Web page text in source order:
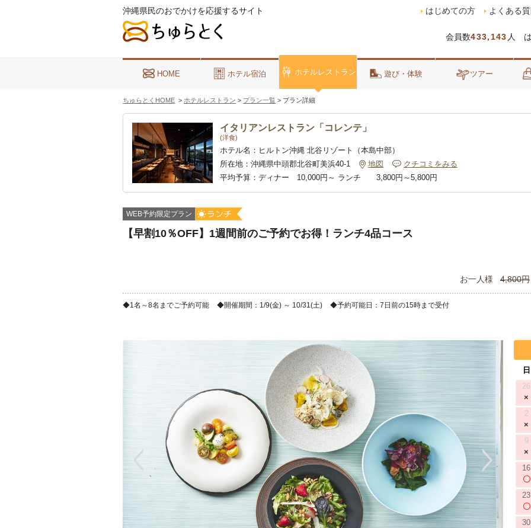
沖縄県民のおでかけを応援するサイト
会員数433,143 人 は
はじめての方 よくある
HOME ホテル宿泊 ホテルレストラン 遊び・体験 ツアー
ちゅらとくHOME > ホテルレストラン > プラン一覧 > プラン詳細
イタリアンレストラン「コレンテ」
(洋食)
ホテル名： ヒルトン沖縄 北谷リゾート（本島中部）
所在地： 沖縄県中頭郡北谷町美浜40-1 地図
クチコミをみる
平均予算： ディナー 10,000円～ ランチ 3,800円～5,800円
WEB予約限定プラン
【早割10％OFF】1週間前のご予約でお得！ランチ4品コース
お一人様 4,800円
1名～8名までご予約可能 開催期間：1/9(金) ～ 10/31(土) 予約可能日：7日前の15時まで受付
日
26
2
9
16
23
30